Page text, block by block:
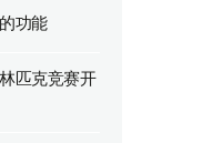
功能
匹克竞赛开